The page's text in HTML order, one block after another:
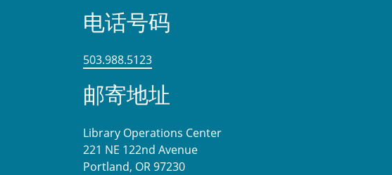
电话号码
503.988.5123
邮寄地址
Library Operations Center
221 NE 122nd Avenue
Portland, OR 97230